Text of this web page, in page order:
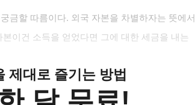
금할 따름이다. 외국 자본을 차별하자는 뜻에서
이건 소득을 얻었다면 그에 대한 세금을 내는
제대로 즐기는 방법